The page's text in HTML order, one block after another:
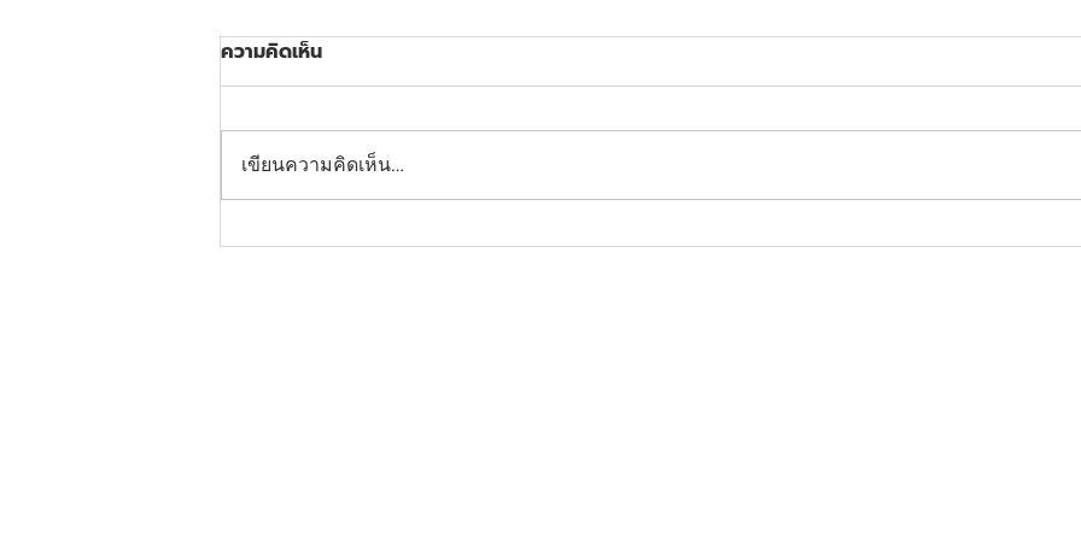
มือถือ VIVO ปี 2026 รุ่นไหน
เคล็ดลับซักผ้าให้หอมติดทน แม้
การ
ความคิดเห็น
เขียนความคิดเห็น…